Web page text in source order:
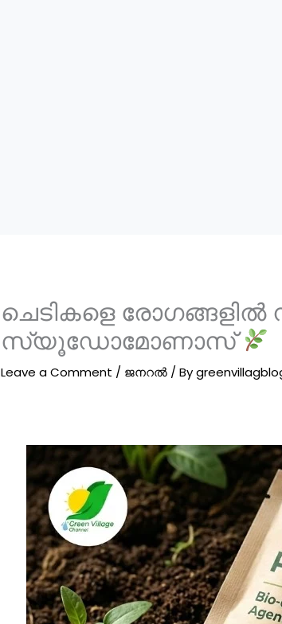
ചെടികളെ രോഗങ്ങളിൽ
സ്യൂഡോമോണാസ്
Leave a Comment / ജനറൽ / By